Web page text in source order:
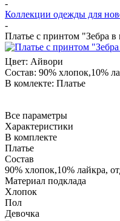
-
Коллекции одежды для
-
Платье с принтом "Зебра
Цвет: Айвори
Состав: 90% хлопок,10%
В комлекте: Платье
Все параметры
Характеристики
В комплекте
Платье
Состав
90% хлопок,10% лайкра,
Материал подклада
Хлопок
Пол
Девочка